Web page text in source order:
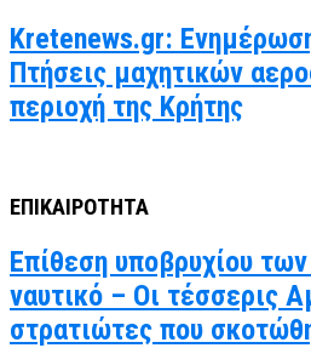
Kretenews.gr:
Πτήσεις μαχητικών
περιοχή της Κρήτης
ΕΠΙΚΑΙΡΟΤΗΤΑ
Επίθεση υποβρυχίου
ναυτικό – Οι τέσσερις
στρατιώτες που